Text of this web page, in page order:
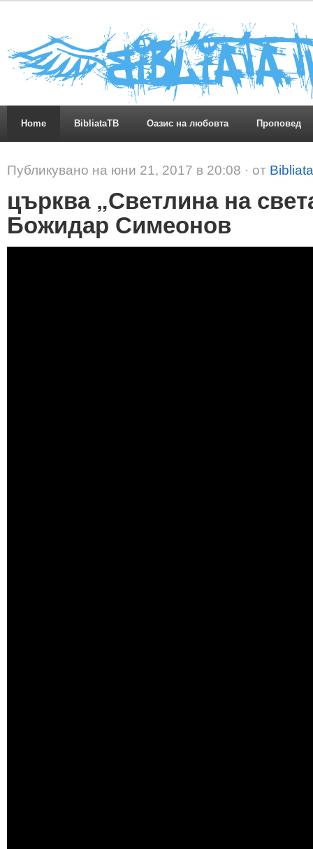
Home BibliataTB Оазис на любовта Проповед
Публикувано на юни 21, 2017 в 20:08 · от
църква „Светлина на
Божидар Симеонов